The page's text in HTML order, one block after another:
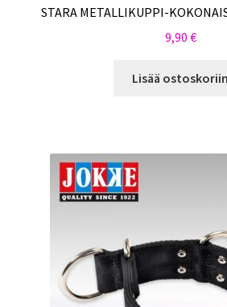
STARA METALLIKUPPI-
9,90 €
Lisää ostoskoriin